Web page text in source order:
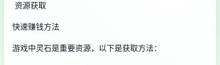
资源获取
快速赚钱方法
游戏中灵石是重要资源，以下是获取方法：